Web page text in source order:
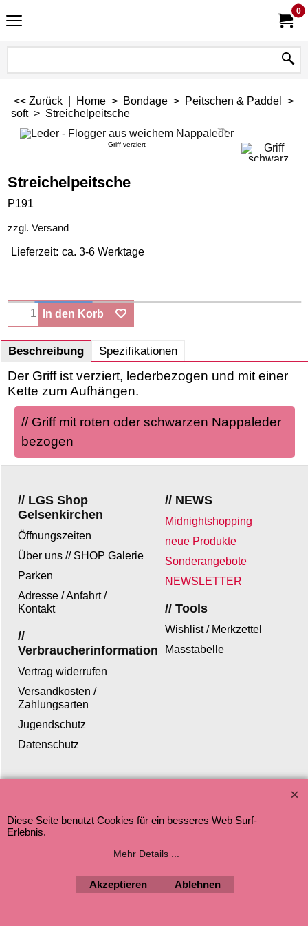
0
<< Zurück Home > Bondage > Peitschen & Paddel
>
soft> Streichelpeitsche
Griff verziert
Streichelpeitsche
P191
zzgl. Versand
Lieferzeit: ca. 3-6 Werktage
In den Korb
Beschreibung Spezifikationen
Der Griff ist verziert, lederbezogen und mit einer
Kette zum Aufhängen.
// Griff mit roten oder schwarzen Nappaleder
bezogen
// NEWS
Midnightshopping
neue Produkte
Sonderangebote
NEWSLETTER
// LGS Shop
Gelsenkirchen
Öffnungszeiten
Über uns // SHOP Galerie
Parken
Adresse / Anfahrt /
Kontakt
// Tools
Wishlist / Merkzettel
Masstabelle
//
Verbraucherinformation
Vertrag widerrufen
Versandkosten /
Zahlungsarten
Jugendschutz
Datenschutz
Diese Seite benutzt Cookies für ein besseres Web Surf-
Erlebnis.
Mehr Details ...
Akzeptieren Ablehnen